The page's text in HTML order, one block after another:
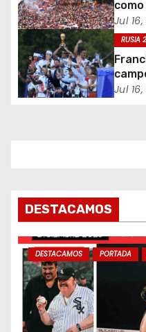
e
n
t
r
s
Jul 16,
RUSIA
Jul
DESTACAMOS
DESTACAMOS PORTADA